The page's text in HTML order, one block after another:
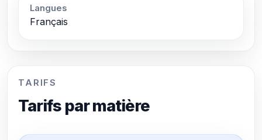
Langues
Français
TARIFS
Tarifs par matière